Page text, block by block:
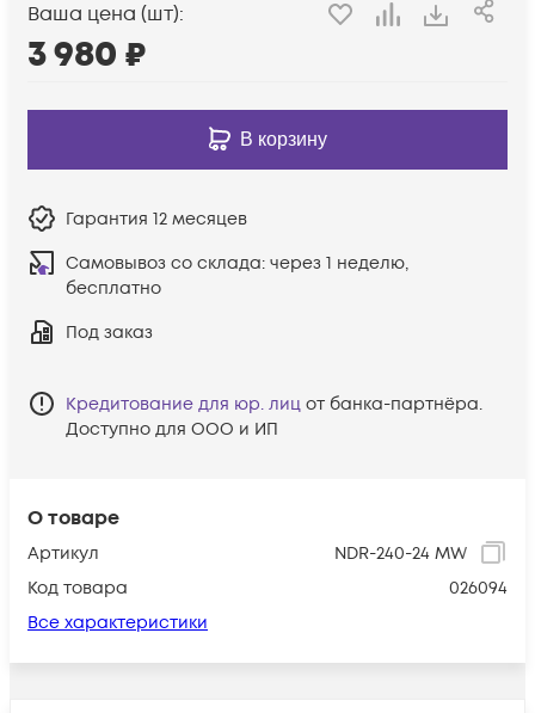
О товаре
Артикул
NDR-240-24 MW
Код товара
026094
Все характеристики
Ваша цена (шт):
3 980 ₽
В корзину
Гарантия 12 месяцев
Самовывоз со склада: через 1 неделю,
бесплатно
Под заказ
Кредитование для юр. лиц от банка-партнёра.
Доступно для ООО и ИП